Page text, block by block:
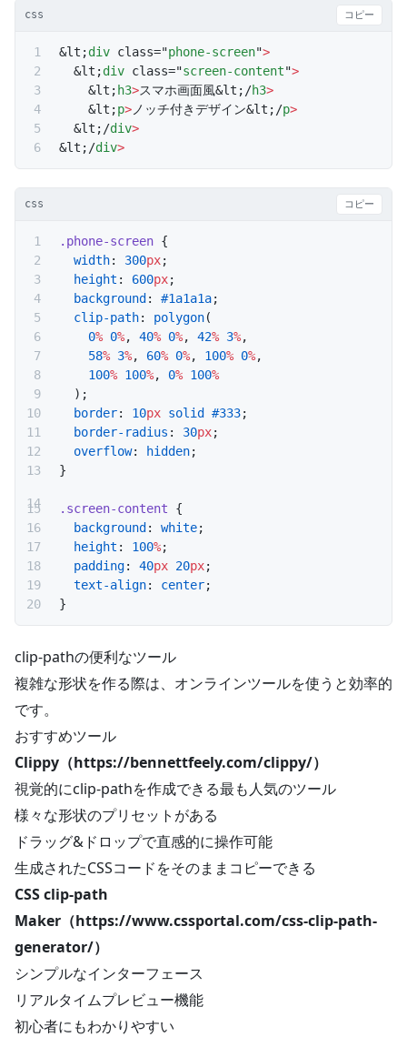
css コピー
&lt;div class="phone-screen">
  &lt;
div class="screen-content">
    &lt;
h3>スマホ画面風&lt;/h3>
    &lt;
p> ノッチ付きデザイン&lt;/p>
  &lt;/
div>
&lt;/div>
css コピー
.phone-screen {
  width
: 300px;
  height
: 600px;
  background
: #1a1a1a;
  clip-path
: polygon(
    0
% 0%, 40% 0%, 42% 3%,
    58
% 3%, 60% 0%, 100% 0%,
    100
% 100%, 0% 100%
  );
  border
: 10px solid #333;
  border-radius
: 30px;
  overflow
: hidden;
}
.screen-content {
  background
: white;
  height
: 100%;
  padding
: 40px 20px;
  text-align
: center;
}
clip-pathの便利なツール
複雑な形状を作る際は、オンラインツールを使うと効率的
です。
おすすめツール
Clippy（https://bennettfeely.com/clippy/）
視覚的にclip-pathを作成できる最も人気のツール
様々な形状のプリセットがある
ドラッグ&ドロップで直感的に操作可能
生成されたCSSコードをそのままコピーできる
CSS clip-path
Maker（https://www.cssportal.com/css-clip-path-
generator/）
シンプルなインターフェース
リアルタイムプレビュー機能
初心者にもわかりやすい